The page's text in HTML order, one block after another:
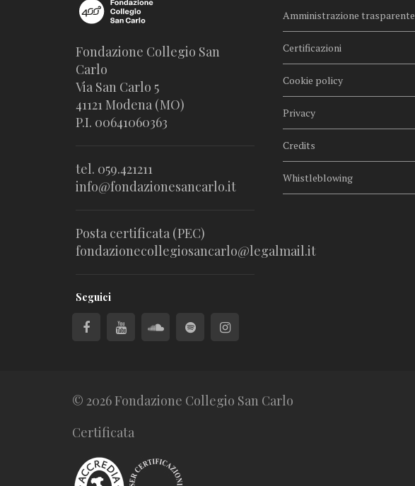
Fondazione Collegio San
Carlo
Via San Carlo 5
41121 Modena (MO)
P.I. 00641060363
tel. 059.421211
info@fondazionesancarlo.it
Posta certificata (PEC)
fondazionecollegiosancarlo@legalmail.it
Seguici
Amministrazione trasparente
Certificazioni
Cookie policy
Privacy
Credits
Whistleblowing
© 2026 Fondazione Collegio San Carlo
Certificata